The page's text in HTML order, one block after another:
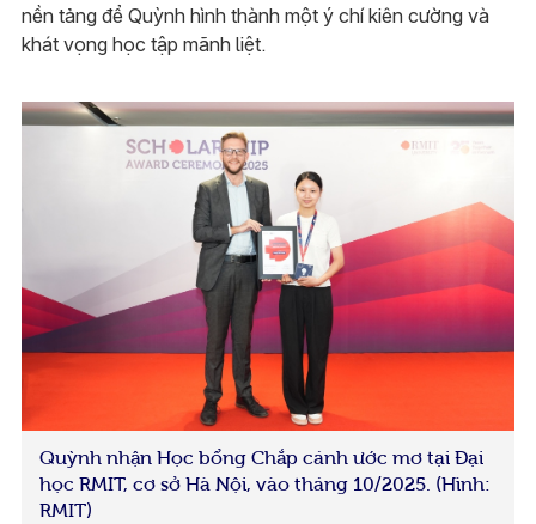
nền tảng để Quỳnh hình thành một ý chí kiên cường và
khát vọng học tập mãnh liệt.
Quỳnh nhận Học bổng Chắp cánh ước mơ tại Đại
học RMIT, cơ sở Hà Nội, vào tháng 10/2025. (Hình:
RMIT)